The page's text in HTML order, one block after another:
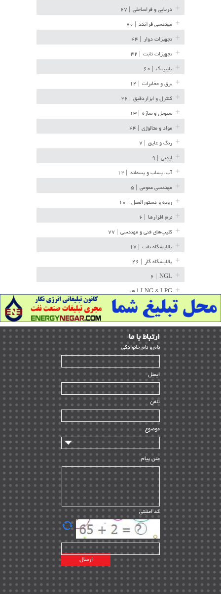
دریایی و فراساحلی
مهندسی فرآیند
تجهیزات دوار
تجهیزات ثابت
پایپینگ
برق و مخابرات
کنترل و ابزاردقیق
سیویل و سازه
مواد و متالوژی
رنگ و عایق
ایمنی
آب، پساب و پسماند
مهندسی عمومی
رویه و دستورالعمل
نرم افزارها
کلیپ‌های فنی و مهندسی
پالایشگاه نفت
پالایشگاه گاز
NGL
LNG & LPG | ۱۳
خط لوله | ۳۶
مخازن ذخیره | ۱۵
پتروشیمی | ۱۴
بازرسی و QC | ۱۵
HSE | ۳۹
ساخت و نصب | ۱۲
راه اندازی | ۹
سازندگان و تامین کنندگان | ۱۰
تامین مالی و سرمایه گذاری | ۳۲
ماشین آلات
مدیریت پروژه
مدیریت دانش
مدیریت سازمانی و عمومی | ۲
تأمین کالا | ۱۳
EPC | ۲۰
پیمانکاران بین المللی | ۸
اطلاعات انرژی کشورها | ۱۴
پروژه های خارجی | ۱۵
نقشه های نفت و گاز خارجی | ۱۰
شرکت های نفتی | ۱۴
ارﺗﺒﺎط ﺑﺎ ما
ﻧﺎم و ﻧﺎم ﺧﺎﻧﻮادﮔﻰ
ایمیل
تلفن
موضوع
متن پیام
کد امنیتی